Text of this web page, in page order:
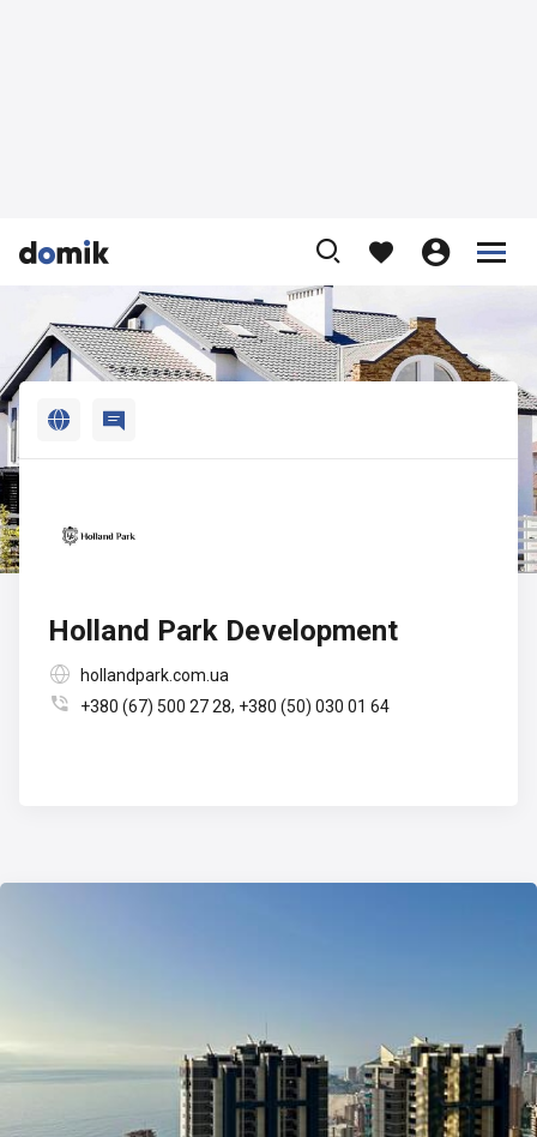


    




 
Holland Park Development
 hollandpark.com.ua
 +380 (67) 500 27 28, +380 (50) 030 01 64